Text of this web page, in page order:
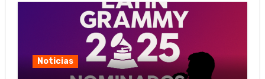
Noticias